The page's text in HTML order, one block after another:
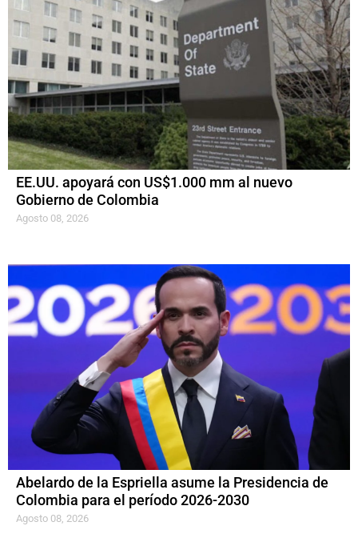
EE.UU. apoyará con US$1.000 mm al nuevo
Gobierno de Colombia
Agosto 08, 2026
Abelardo de la Espriella asume la Presidencia de
Colombia para el período 2026-2030
Agosto 08, 2026